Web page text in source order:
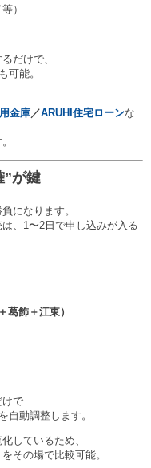
）
だけで、
可能。
金庫 ／ARUHI住宅ローンな
”が鍵
になります。
、1〜2日で申し込みが入る
葛飾＋江東）
けで
動調整します。
しているため、
その場で比較可能。